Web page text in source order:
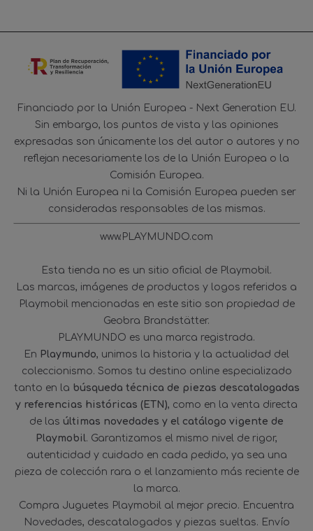
Financiado por la Unión Europea - Next Generation EU.
Sin embargo, los puntos de vista y las opiniones
expresadas son únicamente los del autor o autores y no
reflejan necesariamente los de la Unión Europea o la
Comisión Europea.
Ni la Unión Europea ni la Comisión Europea pueden ser
consideradas responsables de las mismas.
www.PLAYMUNDO.com
Esta tienda no es un sitio oficial de Playmobil.
Las marcas, imágenes de productos y logos referidos a
Playmobil mencionadas en este sitio son propiedad de
Geobra Brandstätter.
PLAYMUNDO es una marca registrada.
En Playmundo, unimos la historia y la actualidad del
coleccionismo. Somos tu destino online especializado
tanto en la búsqueda técnica de piezas descatalogadas
y referencias históricas (ETN), como en la venta directa
de las últimas novedades y el catálogo vigente de
Playmobil. Garantizamos el mismo nivel de rigor,
autenticidad y cuidado en cada pedido, ya sea una
pieza de colección rara o el lanzamiento más reciente de
la marca.
Compra Juguetes Playmobil al mejor precio. Encuentra
Novedades, descatalogados y piezas sueltas. Envío